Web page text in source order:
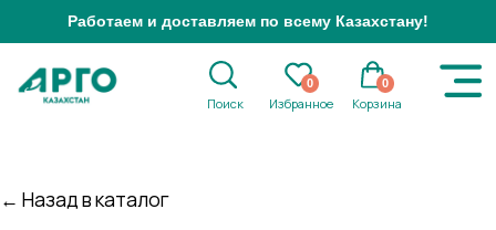
Избранное Корзина
0
Работаем и доставляем по всему Казахстану!